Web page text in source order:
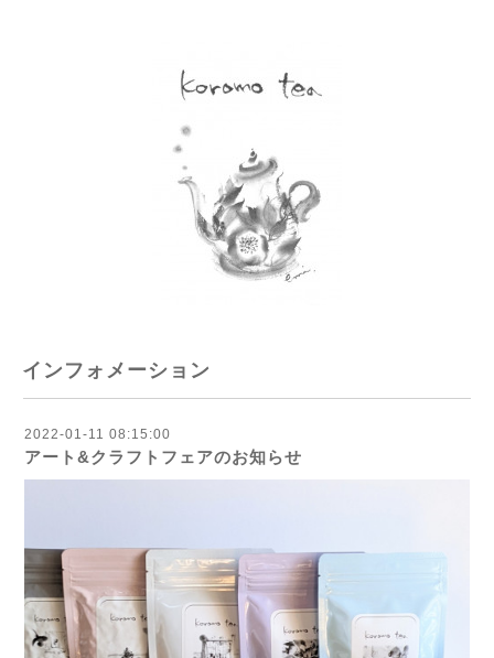
インフォメーション
2022-01-11 08:15:00
アート&クラフトフェアのお知らせ